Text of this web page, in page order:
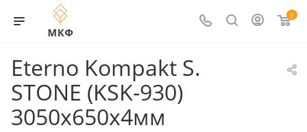
0
Eterno Kompakt S.
STONE (KSK-930)
3050х650х4мм